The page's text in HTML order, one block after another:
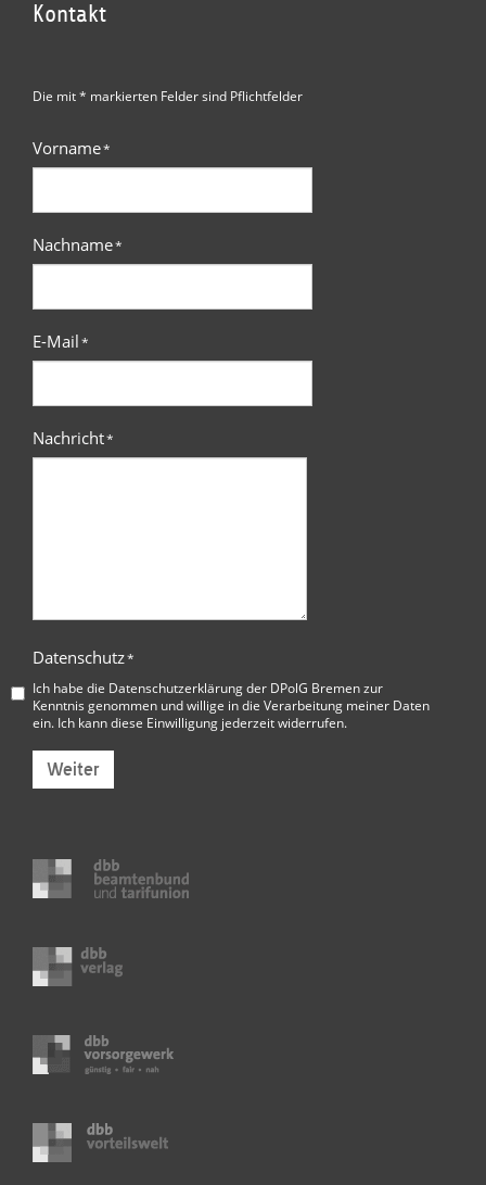
Kontakt
Die mit * markierten Felder sind Pflichtfelder
Vorname*
Nachname*
E-Mail*
Nachricht*
Datenschutz*
Ich habe die Datenschutzerklärung der DPolG Bremenzur
Kenntnis genommen und willige in die Verarbeitung meiner Daten
ein. Ich kann diese Einwilligung jederzeit widerrufen.
Weiter